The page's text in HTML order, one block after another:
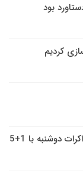
بود
کردیم
دوشنبه با 1+5